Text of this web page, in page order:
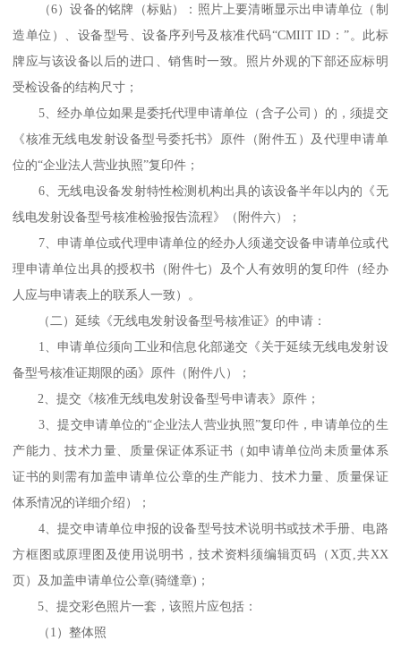
（6）设备的铭牌（标贴）：照片上要清晰显示出申请单位（制
造单位）、设备型号、设备序列号及核准代码“CMIIT ID：”。此标
牌应与该设备以后的进口、销售时一致。照片外观的下部还应标明
受检设备的结构尺寸；
5、经办单位如果是委托代理申请单位（含子公司）的，须提交
《核准无线电发射设备型号委托书》原件（附件五）及代理申请单
位的“企业法人营业执照”复印件；
6、无线电设备发射特性检测机构出具的该设备半年以内的《无
线电发射设备型号核准检验报告流程》（附件六）；
7、申请单位或代理申请单位的经办人须递交设备申请单位或代
理申请单位出具的授权书（附件七）及个人有效明的复印件（经办
人应与申请表上的联系人一致）。
（二）延续《无线电发射设备型号核准证》的申请：
1、申请单位须向工业和信息化部递交《关于延续无线电发射设
备型号核准证期限的函》原件（附件八）；
2、提交《核准无线电发射设备型号申请表》原件；
3、提交申请单位的“企业法人营业执照”复印件，申请单位的生
产能力、技术力量、质量保证体系证书（如申请单位尚未质量体系
证书的则需有加盖申请单位公章的生产能力、技术力量、质量保证
体系情况的详细介绍）；
4、提交申请单位申报的设备型号技术说明书或技术手册、电路
方框图或原理图及使用说明书，技术资料须编辑页码（X页,共XX
页）及加盖申请单位公章(骑缝章)；
5、提交彩色照片一套，该照片应包括：
（1）整体照